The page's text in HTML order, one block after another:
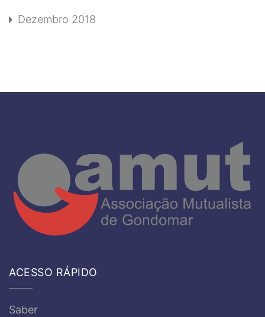
Dezembro 2018
ACESSO RÁPIDO
Saber